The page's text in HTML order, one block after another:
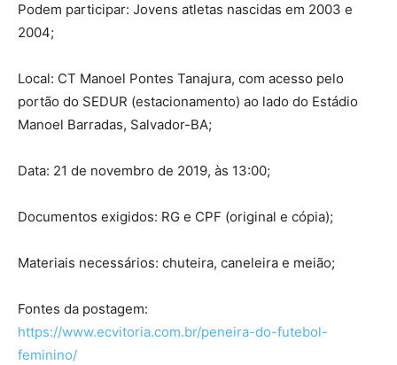
Podem participar: Jovens atletas nascidas em 2003 e
2004;
Local: CT Manoel Pontes Tanajura, com acesso pelo
portão do SEDUR (estacionamento) ao lado do Estádio
Manoel Barradas, Salvador-BA;
Data: 21 de novembro de 2019, às 13:00;
Documentos exigidos: RG e CPF (original e cópia);
Materiais necessários: chuteira, caneleira e meião;
Fontes da postagem:
https://www.ecvitoria.com.br/peneira-do-futebol-
feminino/